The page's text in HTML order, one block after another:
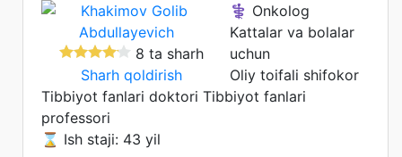
8 ta sharh
Sharh qoldirish
⚕️ Onkolog
Kattalar va bolalar
uchun
Oliy toifali shifokor
Tibbiyot fanlari doktori Tibbiyot fanlari
professori
⌛ Ish staji: 43 yil